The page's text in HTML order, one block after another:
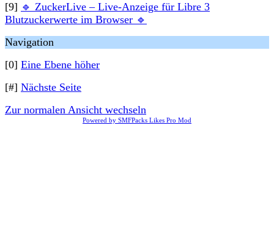
[9] 🔹 ZuckerLive – Live-Anzeige für Libre 3
Blutzuckerwerte im Browser 🔹
Navigation
[0] Eine Ebene höher
[#] Nächste Seite
Zur normalen Ansicht wechseln
Powered by SMFPacks Likes Pro Mod